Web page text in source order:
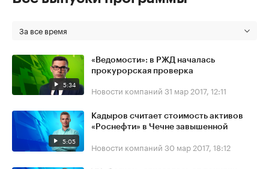
За все время
5:34
«Ведомости»: в РЖД началась
прокурорская проверка
Новости компаний 31 мар 2017, 12:11
5:05
Кадыров считает стоимость активов
«Роснефти» в Чечне завышенной
Новости компаний 30 мар 2017, 18:12